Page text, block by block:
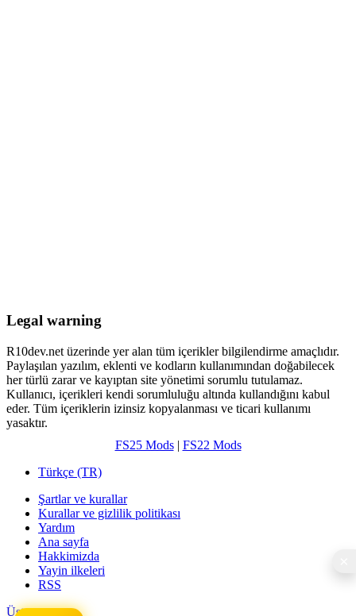
Legal warning
R10dev.net üzerinde yer alan tüm içerikler bilgilendirme amaçlıdır.
Paylaşılan yazılım, eklenti ve kodların kullanımından doğabilecek
her türlü zarar ve kayıptan site yönetimi sorumlu tutulamaz.
Kullanıcı, içerikleri kendi sorumluluğu altında kullandığını kabul
eder. Tüm içeriklerin izinsiz kopyalanması ve ticari kullanımı
yasaktır.
FS25 Mods| FS22 Mods
Türkçe (TR)
Şartlar ve kurallar
Kurallar ve gizlilik politikası
Yardım
Ana sayfa
Hakkimizda
Yayin ilkeleri
RSS
Üst